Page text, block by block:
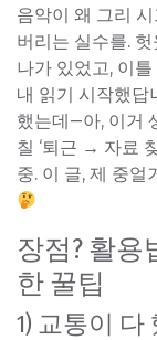
음악이 왜 그리
버리는 실수를.
나가 있었고, 이
내 읽기 시작했답
했는데—아, 이거
칠 ‘퇴근 → 자료
중. 이 글, 제 중얼
장점? 활용
한 꿀팁
1) 교통이 다